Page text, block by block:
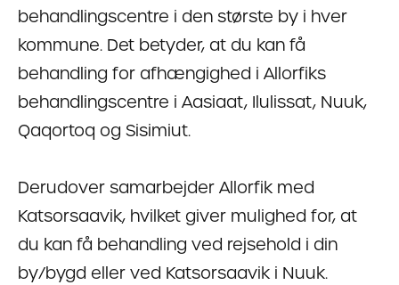
behandlingscentre i den største by i hver
kommune. Det betyder, at du kan få
behandling for afhængighed i Allorfiks
behandlingscentre i Aasiaat, Ilulissat, Nuuk,
Qaqortoq og Sisimiut.
Derudover samarbejder Allorfik med
Katsorsaavik, hvilket giver mulighed for, at
du kan få behandling ved rejsehold i din
by/bygd eller ved Katsorsaavik i Nuuk.